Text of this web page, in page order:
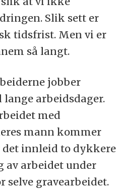
Slik sett er
tidsfrist. Men vi er
så langt.
jobber
arbeidsdager.
med
mann kommer
det innleid to dykkere
av arbeidet under
selve gravearbeidet.